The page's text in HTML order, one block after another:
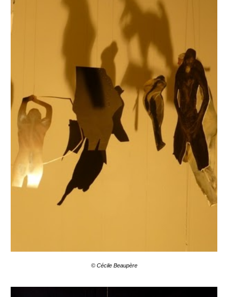
© Cécile Beaupère